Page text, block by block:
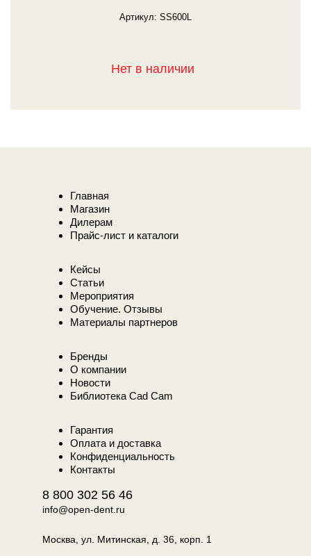
Артикул: SS600L
Нет в наличии
Главная
Магазин
Дилерам
Прайс-лист и каталоги
Кейсы
Статьи
Мероприятия
Обучение. Отзывы
Материалы партнеров
Бренды
О компании
Новости
Библиотека Cad Cam
Гарантия
Оплата и доставка
Конфиденциальность
Контакты
8 800 302 56 46
info@open-dent.ru
Москва, ул. Митинская, д. 36, корп. 1